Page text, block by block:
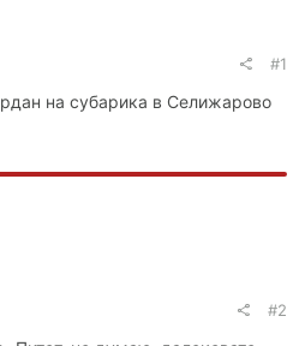
#1
на субарика в Селижарово
#2